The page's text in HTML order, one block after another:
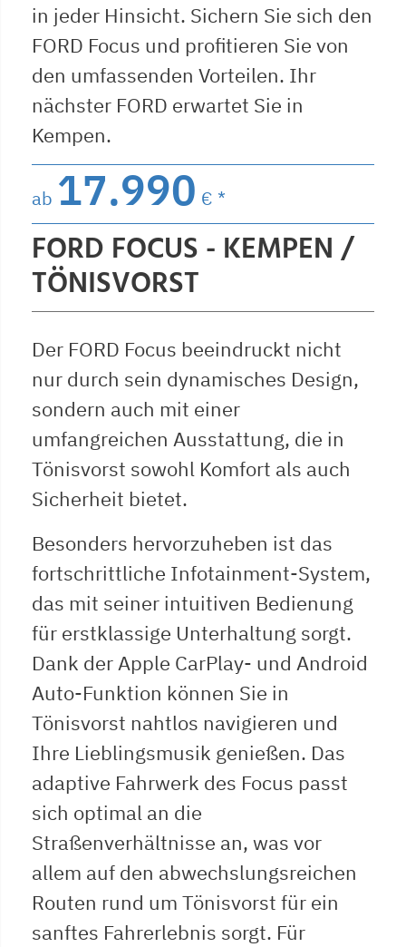
in jeder Hinsicht. Sichern Sie sich den
FORD Focus und profitieren Sie von
den umfassenden Vorteilen. Ihr
nächster FORD erwartet Sie in
Kempen.
ab 17.990 € *
FORD FOCUS - KEMPEN /
TÖNISVORST
Der FORD Focus beeindruckt nicht
nur durch sein dynamisches Design,
sondern auch mit einer
umfangreichen Ausstattung, die in
Tönisvorst sowohl Komfort als auch
Sicherheit bietet.
Besonders hervorzuheben ist das
fortschrittliche Infotainment-System,
das mit seiner intuitiven Bedienung
für erstklassige Unterhaltung sorgt.
Dank der Apple CarPlay- und Android
Auto-Funktion können Sie in
Tönisvorst nahtlos navigieren und
Ihre Lieblingsmusik genießen. Das
adaptive Fahrwerk des Focus passt
sich optimal an die
Straßenverhältnisse an, was vor
allem auf den abwechslungsreichen
Routen rund um Tönisvorst für ein
sanftes Fahrerlebnis sorgt. Für